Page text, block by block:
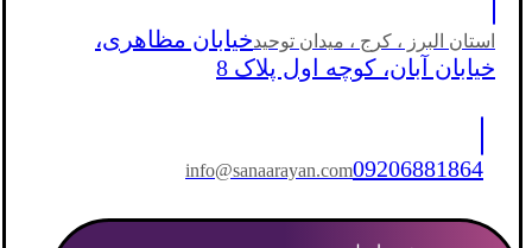
استان البرز ، کرج ، میدان توحیدخیابان مظاهری،
خیابان آبان، کوچه اول پلاک 8
info@sanaarayan.com09206881864